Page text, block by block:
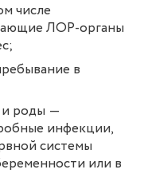
числе
ЛОР-органы
в
и роды ―
инфекции,
системы
или в